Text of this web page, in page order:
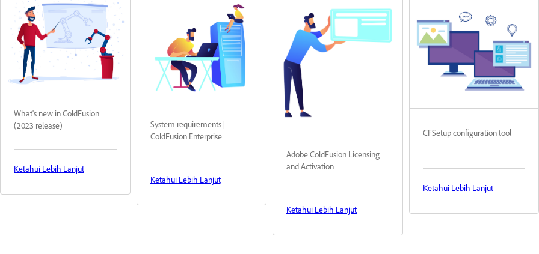
What's new in ColdFusion
(2023 release)
Ketahui Lebih Lanjut
System requirements |
ColdFusion Enterprise
Ketahui Lebih Lanjut
Adobe ColdFusion Licensing
and Activation
Ketahui Lebih Lanjut
CFSetup configuration tool
Ketahui Lebih Lanjut